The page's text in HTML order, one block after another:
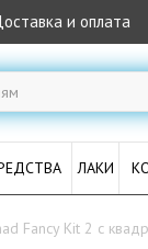
и оплата
ЛАКИ
Fancy Kit 2 с